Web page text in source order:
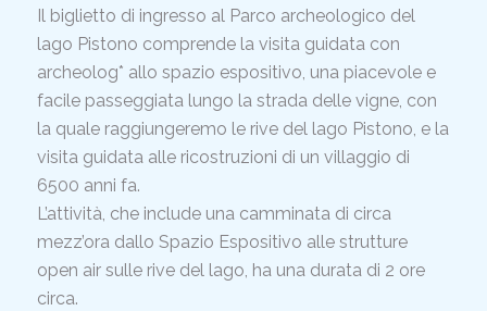
Il biglietto di ingresso al Parco archeologico del
lago Pistono comprende la visita guidata con
archeolog* allo spazio espositivo, una piacevole e
facile passeggiata lungo la strada delle vigne, con
la quale raggiungeremo le rive del lago Pistono, e la
visita guidata alle ricostruzioni di un villaggio di
6500 anni fa.
L’attività, che include una camminata di circa
mezz’ora dallo Spazio Espositivo alle strutture
open air sulle rive del lago, ha una durata di 2 ore
circa.